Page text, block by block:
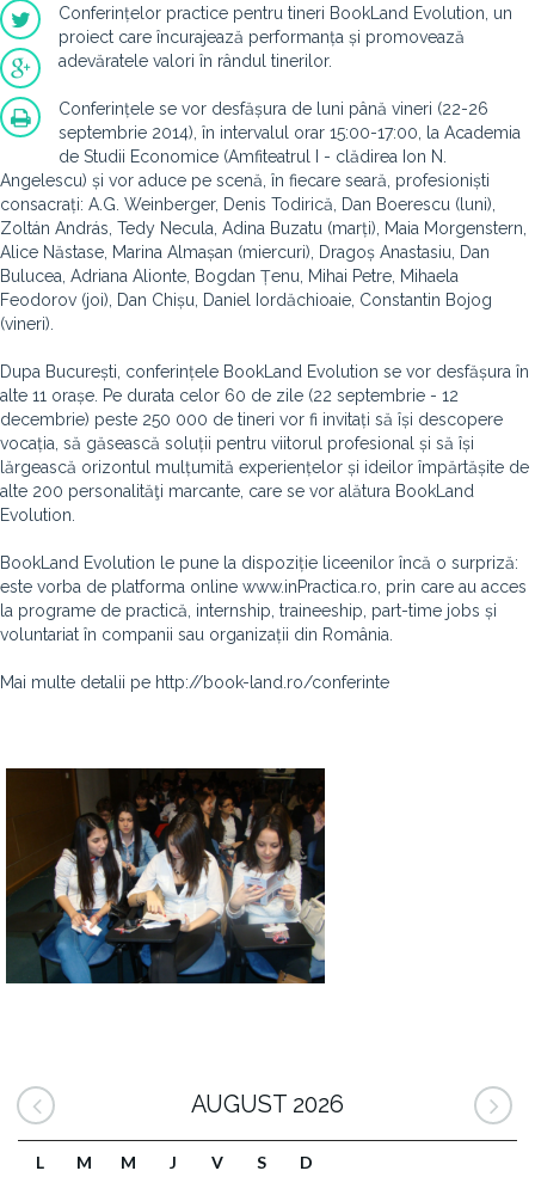
Conferințelor practice pentru tineri BookLand Evolution, un
proiect care încurajează performanța și promovează
adevăratele valori în rândul tinerilor.
Conferințele se vor desfășura de luni până vineri (22-26
septembrie 2014), în intervalul orar 15:00-17:00, la Academia
de Studii Economice (Amfiteatrul I - clădirea Ion N.
Angelescu) și vor aduce pe scenă, în fiecare seară, profesioniști
consacrați: A.G. Weinberger, Denis Todirică, Dan Boerescu (luni),
Zoltán András, Tedy Necula, Adina Buzatu (marți), Maia Morgenstern,
Alice Năstase, Marina Almașan (miercuri), Dragoș Anastasiu, Dan
Bulucea, Adriana Alionte, Bogdan Țenu, Mihai Petre, Mihaela
Feodorov (joi), Dan Chișu, Daniel Iordăchioaie, Constantin Bojog
(vineri).
Dupa București, conferințele BookLand Evolution se vor desfășura în
alte 11 orașe. Pe durata celor 60 de zile (22 septembrie - 12
decembrie) peste 250 000 de tineri vor fi invitați să își descopere
vocația, să găsească soluții pentru viitorul profesional și să își
lărgească orizontul mulțumită experiențelor și ideilor împărtășite de
alte 200 personalităţi marcante, care se vor alătura BookLand
Evolution.
BookLand Evolution le pune la dispoziție liceenilor încă o surpriză:
este vorba de platforma online www.inPractica.ro, prin care au acces
la programe de practică, internship, traineeship, part-time jobs și
voluntariat în companii sau organizații din România.
Mai multe detalii pe http://book-land.ro/conferinte
AUGUST 2026
L M M J V S D